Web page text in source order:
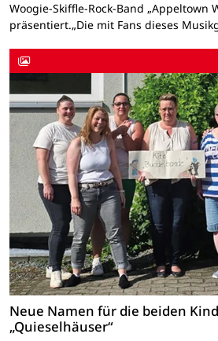
Woogie-Skiffle-Rock-Band „Appeltown
präsentiert.„Die mit Fans dieses
Neue Namen für die beiden
„Quieselhäuser“